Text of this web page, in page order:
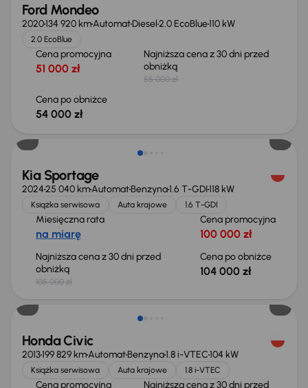
Ford Mondeo
2020134 920 kmAutomatDiesel2.0 EcoBlue110 kW
2.0 EcoBlue
Cena promocyjna
51 000 zł
Najniższa cena z 30 dni przed
obniżką
55 000 zł
Cena po obniżce
54 000 zł
Taniej o 1 000 zł
Kia Sportage
202425 040 kmAutomatBenzyna1.6 T-GDI118 kW
Książka serwisowa Auta krajowe 1.6 T-GDI
Miesięczna rata
na miarę
Cena promocyjna
100 000 zł
Najniższa cena z 30 dni przed
obniżką
105 000 zł
Cena po obniżce
104 000 zł
Taniej o 500 zł
Honda Civic
2013199 829 kmAutomatBenzyna1.8 i-VTEC104 kW
Książka serwisowa Auta krajowe 1.8 i-VTEC
Cena promocyjna Najniższa cena z 30 dni przed